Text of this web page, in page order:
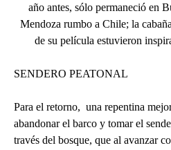
año antes, sólo permaneció en
Mendoza rumbo a Chile; la
de su película estuvieron
SENDERO PEATONAL
Para el retorno, una repentina
abandonar el barco y tomar el
través del bosque, que al avanzar